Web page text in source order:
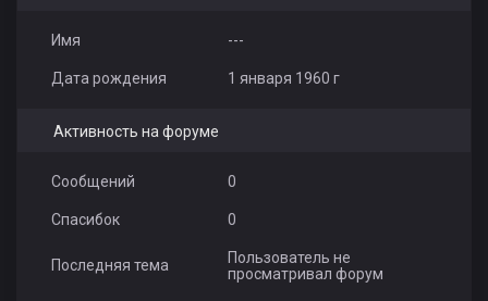
Имя ---
Дата рождения 1 января 1960 г
Активность на форуме
Сообщений 0
Спасибок 0
Последняя тема
Пользователь не
просматривал форум